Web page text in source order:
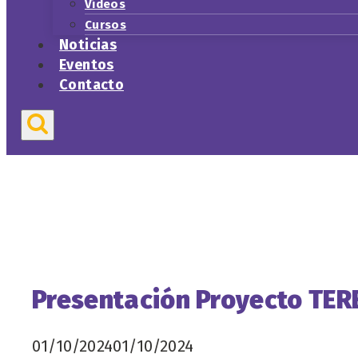
Vídeos
Cursos
Noticias
Eventos
Contacto
Presentación Proyecto
01/10/202401/10/2024